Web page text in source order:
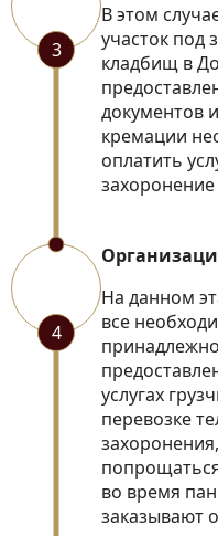
3
В этом
участок под
кладбищ в
документов
кремации
оплатить
захоронение
4
На данном
все
услугах
перевозке
во время
заказывают